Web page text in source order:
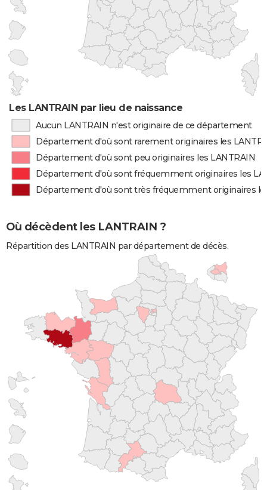
Les LANTRAIN par lieu de naissance
Aucun LANTRAIN n'est originaire de ce département
Département d'où sont rarement originaires les
Département d'où sont peu originaires les LANTRAIN
Département d'où sont fréquemment originaires les
Département d'où sont très fréquemment originaires
Où décèdent les LANTRAIN ?
Répartition des LANTRAIN par département de décès.